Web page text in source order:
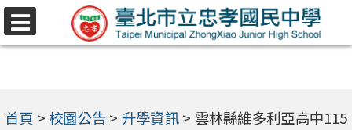
跳
至
內
選
首頁 > 校園公告> 升學資訊> 雲林縣維多利亞高中115